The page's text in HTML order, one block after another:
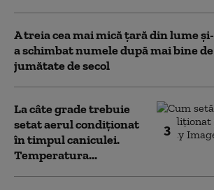
A treia cea mai mică țară din lume și-
a schimbat numele după mai bine de
jumătate de secol
3
La câte grade trebuie
setat aerul condiționat
în timpul caniculei.
Temperatura...